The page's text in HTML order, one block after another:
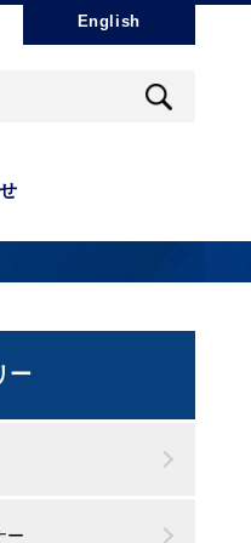
English
ー
ー